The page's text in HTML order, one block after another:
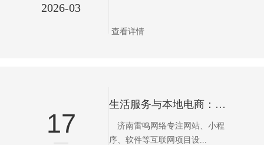
2026-03
查看详情
17
生活服务与本地电商：雷鸣网络如何深耕城市最后三公里
济南雷鸣网络专注网站、小程
序、软件等互联网项目设...